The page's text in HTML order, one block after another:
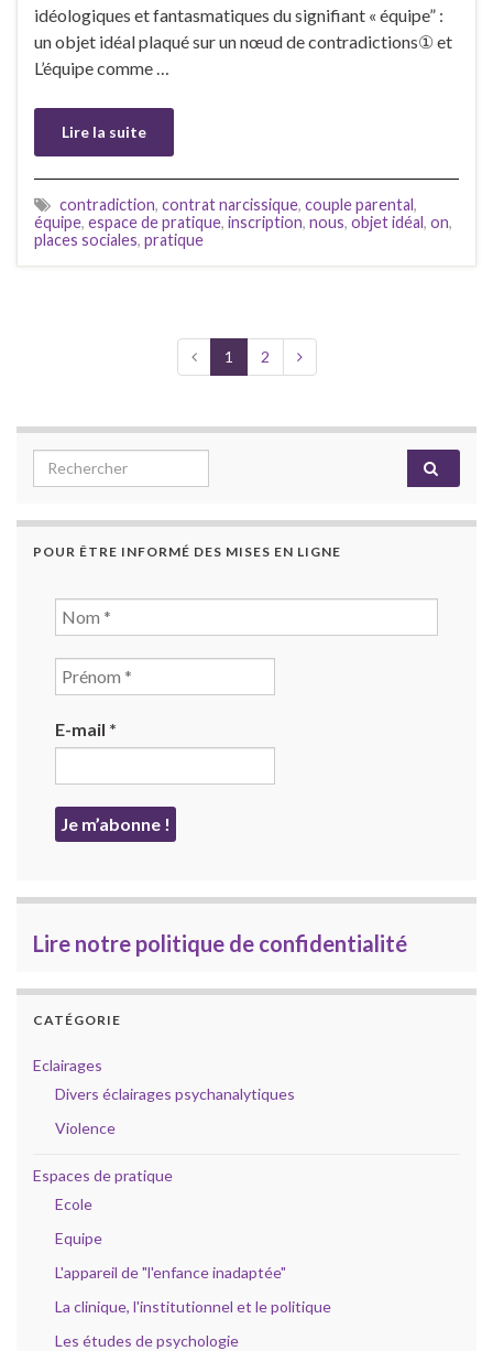
idéologiques et fantasmatiques du signifiant « équipe” :
un objet idéal plaqué sur un nœud de contradictions① et
L’équipe comme …
Lire la suite
contradiction, contrat narcissique, couple parental,
équipe, espace de pratique, inscription, nous, objet idéal, on,
places sociales, pratique
1 2
Search for:
POUR ÊTRE INFORMÉ DES MISES EN LIGNE
E-mail *
Lire notre politique de confidentialité
CATÉGORIE
Eclairages
Divers éclairages psychanalytiques
Violence
Espaces de pratique
Ecole
Equipe
L'appareil de "l'enfance inadaptée"
La clinique, l'institutionnel et le politique
Les études de psychologie